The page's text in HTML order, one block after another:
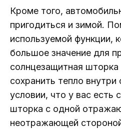
Кроме того,
пригодиться и зимой.
используемой функции,
большое значение для
солнцезащитная
сохранить тепло
условии, что у вас есть
шторка с одной
неотражающей